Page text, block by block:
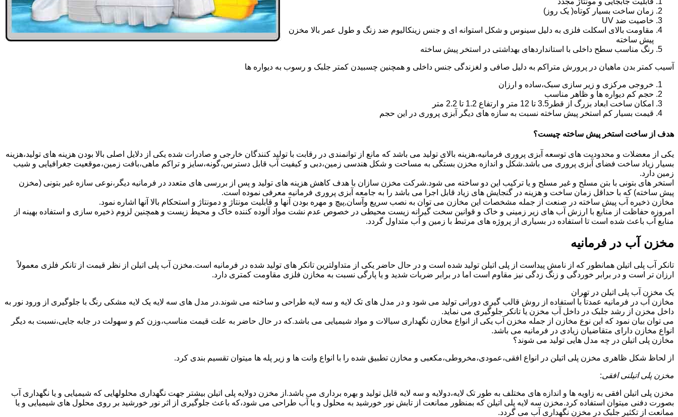
زمان ساخت بسیار کوتاه( یک روز)
خاصیت ضد UV
مقاومت بالای اسکلت فلزی به دلیل سینوس و شکل استوانه ای و جنس زینکالیوم ضد زنگ و طول عمر بالا مخزن
پیش ساخته
رنگ مناسب سطح داخلی با استانداردهای بهداشتی در استخر پیش ساخته
آسیب کمتر بدن ماهیان در پرورش متراکم به دلیل صافی و لغزندگی جنس داخلی و همچنین چسبیدن کمتر جلبک و رسوب به دیواره ها
خروجی مرکزی و زیر سازی سبک،ساده و ارزان
حجم کم دیواره ها و ظاهر مناسب
امکان ساخت ابعاد بزرگ از قطر3.5 تا 12 متر و ارتفاع 1.2 تا 2.2 متر
قیمت بسیار کم استخر پیش ساخته نسبت به سازه های دیگر آبزی پروری در این حجم
هدف از ساخت استخر پیش ساخته چیست؟
یکی از معضلات و محدودیت های توسعه آبزی پروری فرمانیه،هزینه بالای تولید می باشد که مانع از توانمندی در رقابت با تولید کنندگان خارجی و صادرات شده یکی از دلایل اصلی بالا بودن هزینه های تولید،هزینه
بسیار زیاد ساخت فضای آبزی پروری می باشد.شکل و اندازه مخزن بستگی به مساحت و شکل هندسی زمین،دبی و کیفیت آب قابل دسترس،گونه،سایز و تراکم ماهی،بافت زمین،موقعیت جغرافیایی و شیب
زمین دارد.
استخر های بتونی با بتن مسلح و غیر مسلح و یا ترکیب این دو ساخته می شود.شرکت مخزن سازان با هدف کاهش هزینه های تولید و پس از بررسی های متعدد در فرمانیه دیگر،نوعی سازه غیر بتونی (مخزن
پیش ساخته) که با حداقل زمان ساخت و هزینه در گنجایش های زیاد قابل اجرا می باشد را به جامعه آبزی پروری فرمانیه معرفی نموده است.
مخازن ذخیره آب پیش ساخته در صنعت از جمله مشخصات این مخازن می توان به نصب سریع وآسان,پیچ و مهره بودن آنها و قابلیت مونتاژ و دمونتاژ و استحکام بالا آنها اشاره نمود.
امروزه حفاظت از منابع با ارزش آب های زیر زمینی و خاک و قوانین سخت گیرانه زیست محیطی در خصوص عدم نشت مواد آلوده کننده خاک و محیط زیست و همچنین لزوم ذخیره سازی و استفاده بهینه از
منابع آب باعث شده است تا استفاده در بسیاری از پروژه های مرتبط با زمین و آب متداول گردد.
مخزن آب در فرمانیه
تانکر آب پلی اتیلن همانطور که از نامش پیداست از پلی اتیلن تولید شده است و در حال حاضر یکی از متداولترین تانکر های تولید شده در فرمانیه است.مخزن آب پلی اتیلن از نظر قیمت از تانکر فلزی معمولاً
ارزان تر است و در برابر خوردگی و زنگ زدگی نیز مقاوم است اما در برابر ضربات شدید و یا پارگی نسبت به مخازن فلزی مقاومت کمتری دارد.
یک مخزن آب پلی اتیلن در تهران
مخازن آب در فرمانیه عمدتاً با استفاده از روش قالب گیری دورانی تولید می شود و در مدل های تک لایه و سه لایه طراحی و ساخته می شوند.در مدل های سه لایه یک لایه مشکی رنگ با جلوگیری از ورود نور به
داخل مخزن از رشد جلبک در داخل آب مخزن یا تانکر جلوگیری می نماید.
می توان بیان نمود که این نوع مخازن از جمله مخزن آب یکی از انواع مخازن نگهداری سیالات و مواد شیمیایی می باشد.که در حال حاضر به علت قیمت مناسب،وزن کم و سهولت در جابه جایی،نسبت به دیگر
انواع مخازن دارای متقاضیان زیادی در فرمانیه می باشد.
مخازن پلی اتیلن در چه مدل هایی تولید می شوند؟
از لحاظ شکل ظاهری مخزن پلی اتیلن در انواع افقی،عمودی،مخروطی،مکعبی و مخازن تطبیق شده را با انواع وانت ها و زیر پله ها میتوان تقسیم بندی کرد.
مخزن پلی اتیلنی افقی:
مخزن پلی اتیلن افقی به زاویه ها و اندازه های مختلف به طور تک لایه،دولایه و سه لایه قابل تولید و بهره برداری می باشد.از مخزن دولایه پلی اتیلن بیشتر جهت نگهداری محلولهایی که شیمیایی و یا نگهداری آب
بصورت دفنی میتوان استفاده کرد.مخزن سه لایه پلی اتیلن که بمنظور ممانعت از تابش نور خورشید به محلول و یا آب طراحی می شود،که باعث جلوگیری از اثر نور خورشید بر روی محلول های شیمیایی و یا
ممانعت از تکثیر جلبک در مخزن نگهداری آب می گردد.